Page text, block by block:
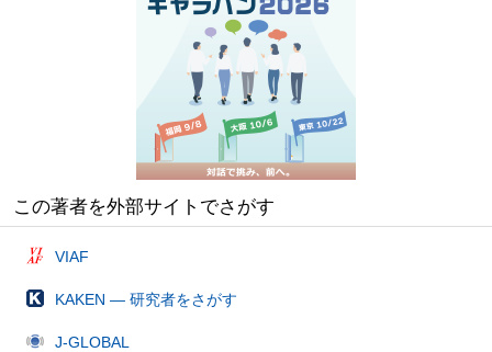
この著者を外部サイトでさがす
VIAF
KAKEN — 研究者をさがす
J-GLOBAL